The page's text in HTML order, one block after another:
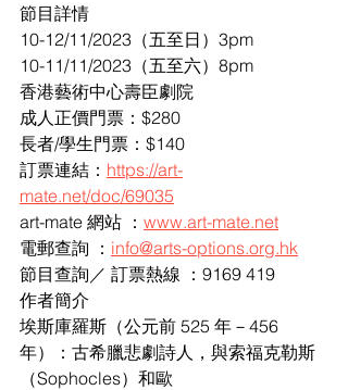
節目詳情
10-12/11/2023（五至日）3pm
10-11/11/2023（五至六）8pm
香港藝術中心壽臣劇院
成人正價門票：$280
長者/學生門票：$140
訂票連結： https://art-
mate.net/doc/69035
art-mate 網站 ： www.art-mate.net
電郵查詢 ： info@arts-options.org.hk
節目查詢／ 訂票熱線 ：9169 419
作者簡介
埃斯庫羅斯（公元前 525 年－456
年）：古希臘悲劇詩人，與索福克勒斯
（Sophocles）和歐